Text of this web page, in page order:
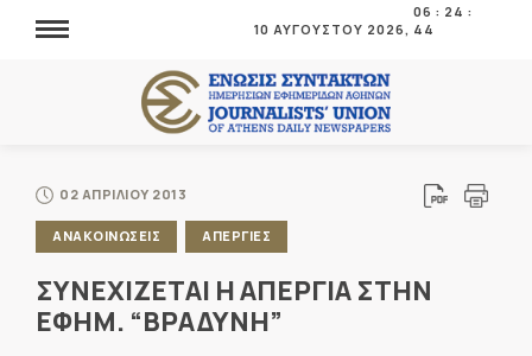
10 ΑΥΓΟΥΣΤΟΥ 2026, 06
02 ΑΠΡΙΛΙΟΥ 2013
ΑΝΑΚΟΙΝΩΣΕΙΣ ΑΠΕΡΓΙΕΣ
ΣΥΝΕΧΙΖΕΤΑΙ Η ΑΠΕΡΓΙΑ ΣΤΗΝ
ΕΦΗΜ. “ΒΡΑΔΥΝΗ”